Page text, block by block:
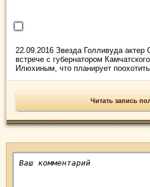
22.09.2016 Звезда Голливуда актер
встрече с губернатором
Илюхиным, что планирует
Читать запись